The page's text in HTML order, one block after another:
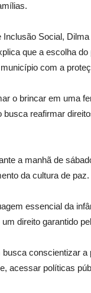
Social,
que a escolha
com a
o brincar em uma
reafirmar
a manhã de
da cultura de paz.
essencial da
direito garantido
conscientizar
acessar políticas